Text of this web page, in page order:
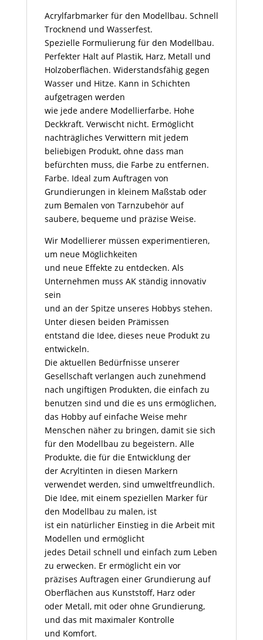
Acrylfarbmarker für den Modellbau. Schnell
Trocknend und Wasserfest.
Spezielle Formulierung für den Modellbau.
Perfekter Halt auf Plastik, Harz, Metall und
Holzoberflächen. Widerstandsfähig gegen
Wasser und Hitze. Kann in Schichten
aufgetragen werden
wie jede andere Modellierfarbe. Hohe
Deckkraft. Verwischt nicht. Ermöglicht
nachträgliches Verwittern mit jedem
beliebigen Produkt, ohne dass man
befürchten muss, die Farbe zu entfernen.
Farbe. Ideal zum Auftragen von
Grundierungen in kleinem Maßstab oder
zum Bemalen von Tarnzubehör auf
saubere, bequeme und präzise Weise.
Wir Modellierer müssen experimentieren,
um neue Möglichkeiten
und neue Effekte zu entdecken. Als
Unternehmen muss AK ständig innovativ
sein
und an der Spitze unseres Hobbys stehen.
Unter diesen beiden Prämissen
entstand die Idee, dieses neue Produkt zu
entwickeln.
Die aktuellen Bedürfnisse unserer
Gesellschaft verlangen auch zunehmend
nach ungiftigen Produkten, die einfach zu
benutzen sind und die es uns ermöglichen,
das Hobby auf einfache Weise mehr
Menschen näher zu bringen, damit sie sich
für den Modellbau zu begeistern. Alle
Produkte, die für die Entwicklung der
der Acryltinten in diesen Markern
verwendet werden, sind umweltfreundlich.
Die Idee, mit einem speziellen Marker für
den Modellbau zu malen, ist
ist ein natürlicher Einstieg in die Arbeit mit
Modellen und ermöglicht
jedes Detail schnell und einfach zum Leben
zu erwecken. Er ermöglicht ein vor
präzises Auftragen einer Grundierung auf
Oberflächen aus Kunststoff, Harz oder
oder Metall, mit oder ohne Grundierung,
und das mit maximaler Kontrolle
und Komfort.